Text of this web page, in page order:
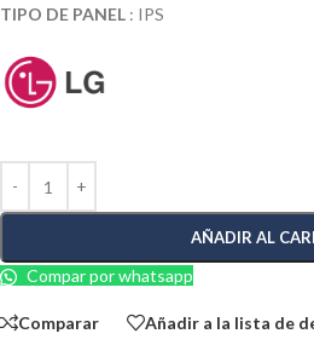
TIPO DE PANEL : IPS
AÑADIR AL
Compar por whatsapp
Comparar Añadir a la lista de